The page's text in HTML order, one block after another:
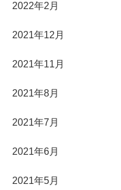
2022年2月
2021年12月
2021年11月
2021年8月
2021年7月
2021年6月
2021年5月